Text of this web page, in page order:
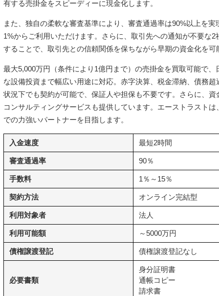
有する売掛金をスピーディーに現金化します。
また、独自の柔軟な審査基準により、審査通過率は90%以上を
1%からご利用いただけます。さらに、取引先への通知が不要な
することで、取引先との信頼関係を保ちながら早期の資金化を可
最大5,000万円（条件により1億円まで）の売掛金を買取可能で
な設備投資まで幅広い用途に対応。赤字決算、税金滞納、債務
状況下でも契約が可能で、保証人や担保も不要です。さらに、
コンサルティングサービスも提供しています。エーストラスト
での力強いパートナーを目指します。
入金速度 最短2時間
審査通過率 90％
手数料 1％～15％
契約方法 オンライン完結型
利用対象者 法人
利用可能額 ～5000万円
債権譲渡登記 債権譲渡登記なし
必要書類
身分証明書
通帳コピー
請求書